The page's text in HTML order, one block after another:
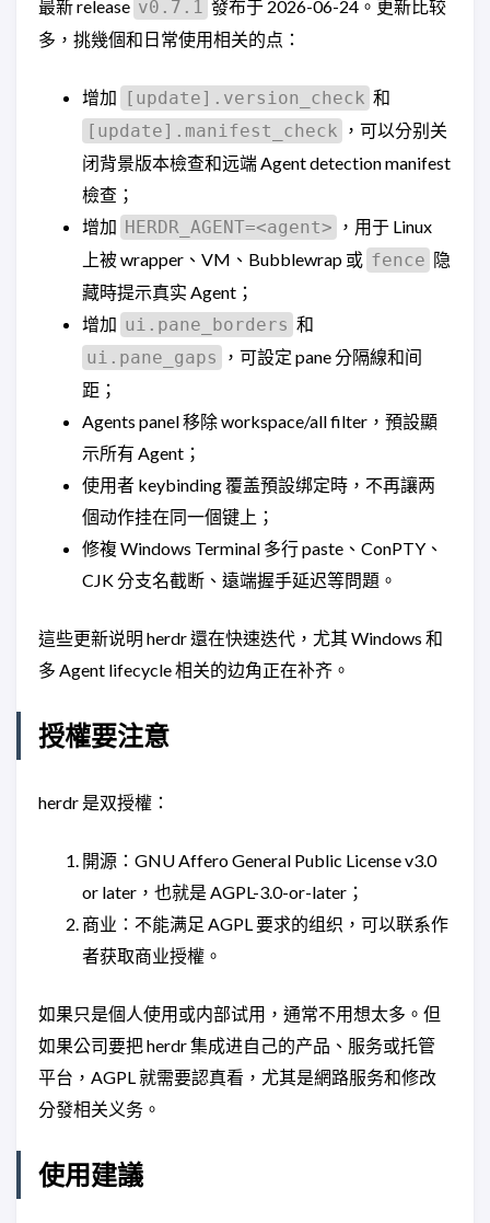
最新 release v0.7.1 發布于 2026-06-24。更新比较
多，挑幾個和日常使用相关的点：
增加 [update].version_check 和
[update].manifest_check ，可以分别关
闭背景版本檢查和远端 Agent detection manifest
檢查；
增加 HERDR_AGENT=<agent> ，用于 Linux
上被 wrapper、VM、Bubblewrap 或 fence 隐
藏時提示真实 Agent；
增加 ui.pane_borders 和
ui.pane_gaps
，可設定 pane 分隔線和间
距；
Agents panel 移除 workspace/all filter，預設顯
示所有 Agent；
使用者 keybinding 覆盖預設绑定時，不再讓两
個动作挂在同一個键上；
修複 Windows Terminal 多行 paste、ConPTY、
CJK 分支名截断、遠端握手延迟等問題。
這些更新说明 herdr 還在快速迭代，尤其 Windows 和
多 Agent lifecycle 相关的边角正在补齐。
授權要注意
herdr 是双授權：
開源：GNU Affero General Public License v3.0
or later，也就是 AGPL-3.0-or-later；
商业：不能满足 AGPL 要求的组织，可以联系作
者获取商业授權。
如果只是個人使用或内部试用，通常不用想太多。但
如果公司要把 herdr 集成进自己的产品、服务或托管
平台，AGPL 就需要認真看，尤其是網路服务和修改
分發相关义务。
使用建議